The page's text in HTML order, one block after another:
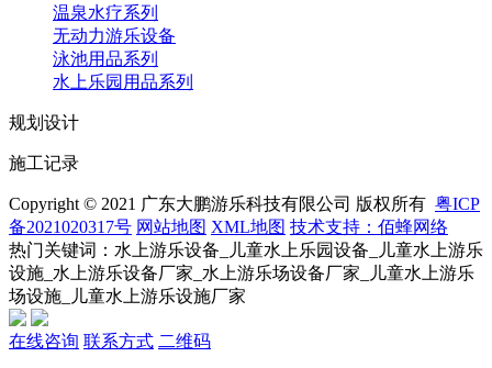
温泉水疗系列
无动力游乐设备
泳池用品系列
水上乐园用品系列
规划设计
施工记录
Copyright © 2021 广东大鹏游乐科技有限公司 版权所有 粤ICP
备2021020317号 网站地图 XML地图 技术支持：佰蜂网络
热门关键词：水上游乐设备_儿童水上乐园设备_儿童水上游乐
设施_水上游乐设备厂家_水上游乐场设备厂家_儿童水上游乐
场设施_儿童水上游乐设施厂家
在线咨询 联系方式 二维码